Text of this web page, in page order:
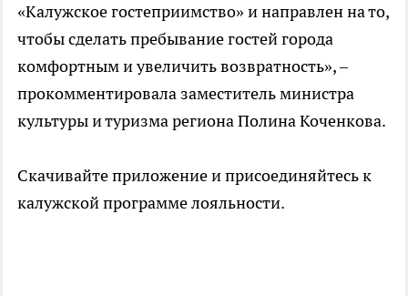
«Калужское гостеприимство» и направлен на то,
чтобы сделать пребывание гостей города
комфортным и увеличить возвратность», –
прокомментировала заместитель министра
культуры и туризма региона Полина Коченкова.
Скачивайте приложение и присоединяйтесь к
калужской программе лояльности.